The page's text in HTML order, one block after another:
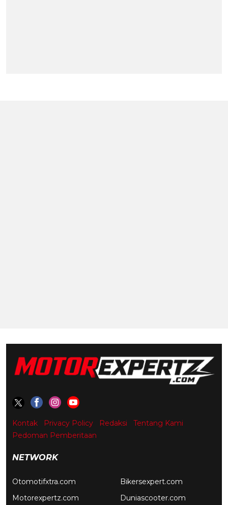
Kontak Privacy Policy Redaksi
Tentang Kami
Pedoman Pemberitaan
NETWORK
Otomotifxtra.com
Motorexpertz.com
Bikersexpert.com
Duniascooter.com